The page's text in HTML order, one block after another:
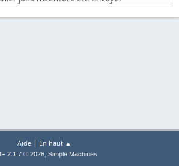
Aide | En haut ▲
2.1.7 © 2026, Simple Machines